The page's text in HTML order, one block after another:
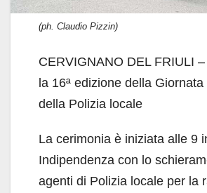
(ph. Claudio Pizzin)
CERVIGNANO DEL FRIULI
la 16ª edizione della
della Polizia locale
La cerimonia è iniziata alle 9
Indipendenza con lo
agenti di Polizia locale per la